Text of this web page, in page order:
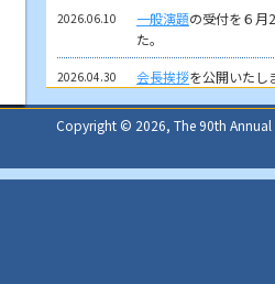
2026.06.10 一般演題の受付を６月
た。
2026.04.30 会長挨拶を公開いたし
2026.04.22 演題募集を公開いたし
一般演題は４月28日
Copyright © 2026, The 90th Annual